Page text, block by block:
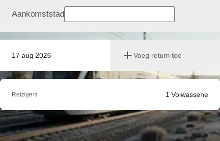
17 aug 2026 Voeg return toe
Aankomststad
Reizigers 1 Volwassene